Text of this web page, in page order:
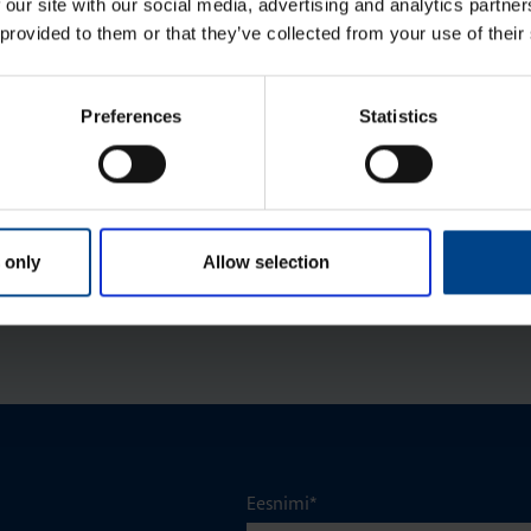
site with our social media, advertising and analytics
to them or that they’ve collected from your use of
Preferences Statistics
only Allow selection
800x600x250 mm, metall, IP65
Jao­tus­kilp Orion Plus,
600x600x250 mm, metall, IP65
Tootekood: FL116A
Jao­tus­kilp Orion Plus,
950x800x250 mm, metall, IP65
Tootekood: FL127A
Eesnimi*